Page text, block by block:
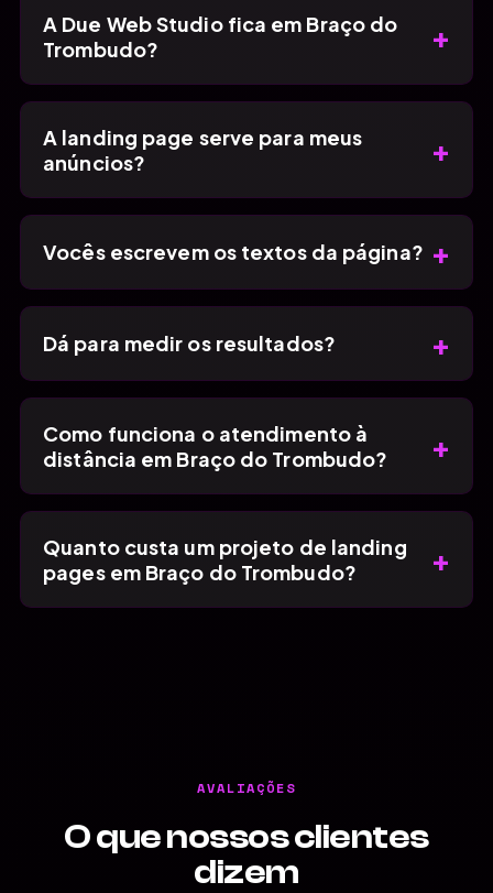
A Due Web Studio fica em Braço do
Trombudo?
+
A landing page serve para meus
anúncios?
+
Vocês escrevem os textos da página? +
Dá para medir os resultados? +
Como funciona o atendimento à
distância em Braço do Trombudo?
+
Quanto custa um projeto de landing
pages em Braço do Trombudo?
+
AVALIAÇÕES
O que nossos clientes
dizem